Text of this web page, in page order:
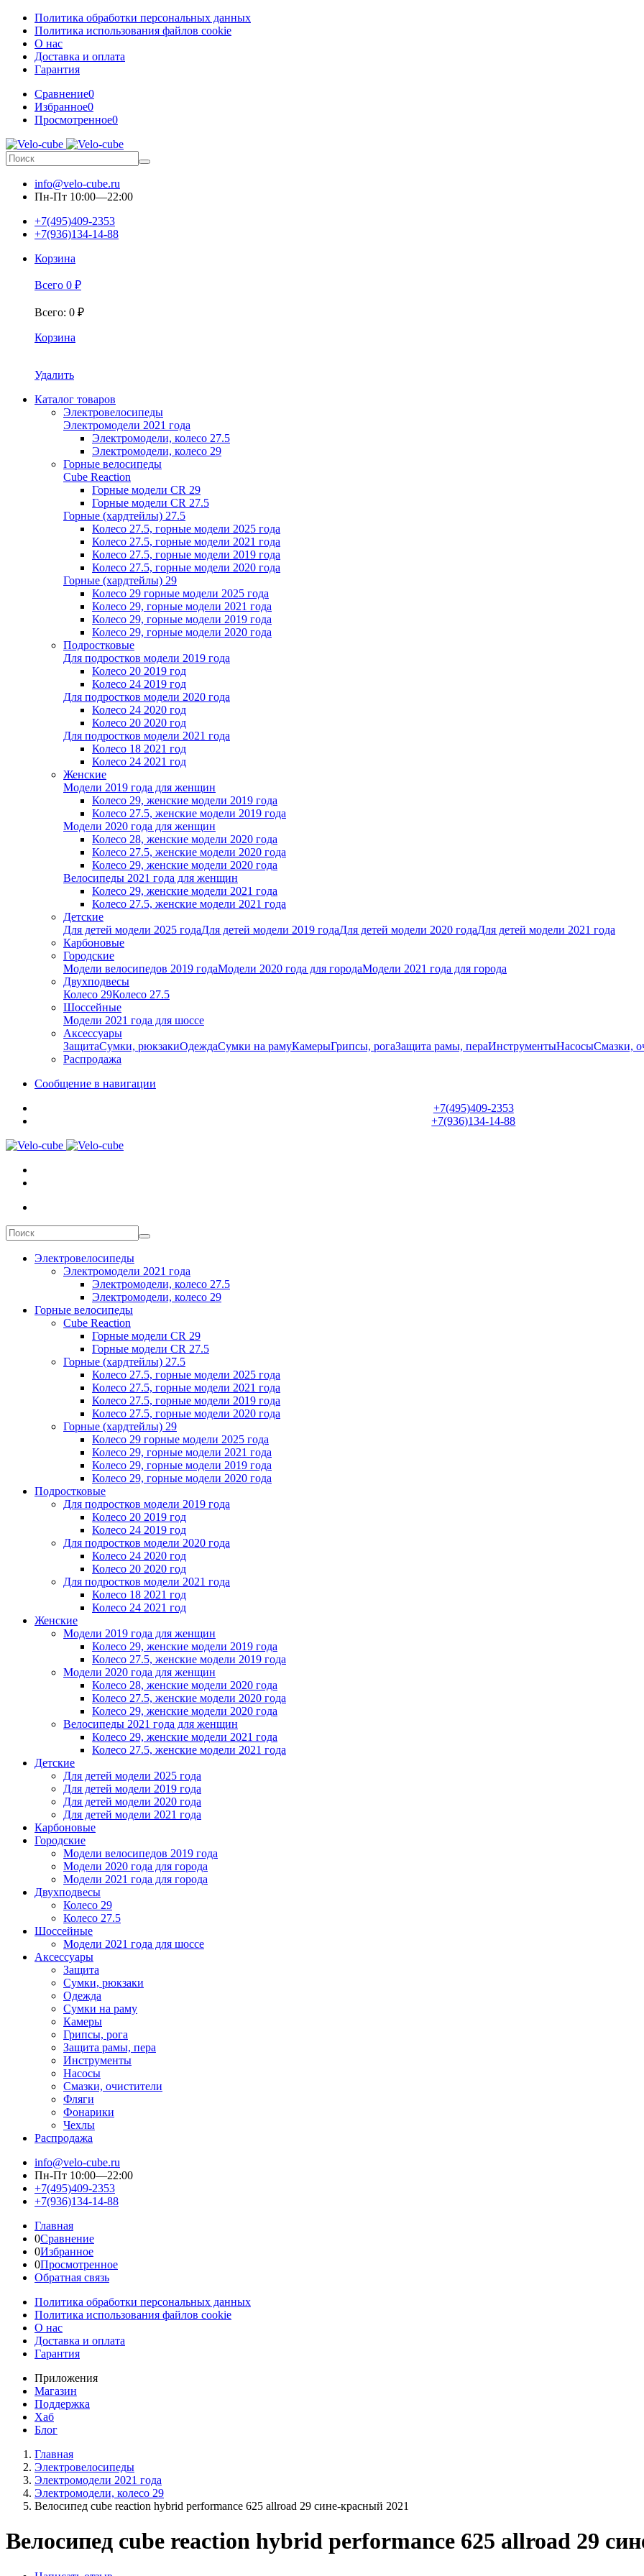
Политика обработки персональных данных
Политика использования файлов cookie
О нас
Доставка и оплата
Гарантия
Сравнение0
Избранное0
Просмотренное0
info@velo-cube.ru
Пн-Пт 10:00—22:00
+7(495)409-2353
+7(936)134-14-88
Корзина
Всего 0 ₽
Всего: 0 ₽
Корзина
Удалить
Каталог товаров
Электровелосипеды
Электромодели 2021 года
Электромодели, колесо 27.5
Электромодели, колесо 29
Горные велосипеды
Cube Reaction
Горные модели CR 29
Горные модели CR 27.5
Горные (хардтейлы) 27.5
Колесо 27.5, горные модели 2025 года
Колесо 27.5, горные модели 2021 года
Колесо 27.5, горные модели 2019 года
Колесо 27.5, горные модели 2020 года
Горные (хардтейлы) 29
Колесо 29 горные модели 2025 года
Колесо 29, горные модели 2021 года
Колесо 29, горные модели 2019 года
Колесо 29, горные модели 2020 года
Подростковые
Для подростков модели 2019 года
Колесо 20 2019 год
Колесо 24 2019 год
Для подростков модели 2020 года
Колесо 24 2020 год
Колесо 20 2020 год
Для подростков модели 2021 года
Колесо 18 2021 год
Колесо 24 2021 год
Женскиe
Модели 2019 года для женщин
Колесо 29, женские модели 2019 года
Колесо 27.5, женские модели 2019 года
Модели 2020 года для женщин
Колесо 28, женские модели 2020 года
Колесо 27.5, женские модели 2020 года
Колесо 29, женские модели 2020 года
Велосипеды 2021 года для женщин
Колесо 29, женские модели 2021 года
Колесо 27.5, женские модели 2021 года
Детские
Для детей модели 2025 годаДля детей модели 2019 годаДля детей модели 2020 годаДля детей модели 2021 года
Карбоновые
Городские
Модели велосипедов 2019 годаМодели 2020 года для городаМодели 2021 года для города
Двухподвесы
Колесо 29Колесо 27.5
Шоссейные
Модели 2021 года для шоссе
Аксессуары
ЗащитаСумки, рюкзакиОдеждаСумки на рамуКамерыГрипсы, рогаЗащита рамы, пераИнструментыНасосыСмазки,
Распродажа
Сообщение в навигации
+7(495)409-2353
+7(936)134-14-88
Электровелосипеды
Электромодели 2021 года
Электромодели, колесо 27.5
Электромодели, колесо 29
Горные велосипеды
Cube Reaction
Горные модели CR 29
Горные модели CR 27.5
Горные (хардтейлы) 27.5
Колесо 27.5, горные модели 2025 года
Колесо 27.5, горные модели 2021 года
Колесо 27.5, горные модели 2019 года
Колесо 27.5, горные модели 2020 года
Горные (хардтейлы) 29
Колесо 29 горные модели 2025 года
Колесо 29, горные модели 2021 года
Колесо 29, горные модели 2019 года
Колесо 29, горные модели 2020 года
Подростковые
Для подростков модели 2019 года
Колесо 20 2019 год
Колесо 24 2019 год
Для подростков модели 2020 года
Колесо 24 2020 год
Колесо 20 2020 год
Для подростков модели 2021 года
Колесо 18 2021 год
Колесо 24 2021 год
Женскиe
Модели 2019 года для женщин
Колесо 29, женские модели 2019 года
Колесо 27.5, женские модели 2019 года
Модели 2020 года для женщин
Колесо 28, женские модели 2020 года
Колесо 27.5, женские модели 2020 года
Колесо 29, женские модели 2020 года
Велосипеды 2021 года для женщин
Колесо 29, женские модели 2021 года
Колесо 27.5, женские модели 2021 года
Детские
Для детей модели 2025 года
Для детей модели 2019 года
Для детей модели 2020 года
Для детей модели 2021 года
Карбоновые
Городские
Модели велосипедов 2019 года
Модели 2020 года для города
Модели 2021 года для города
Двухподвесы
Колесо 29
Колесо 27.5
Шоссейные
Модели 2021 года для шоссе
Аксессуары
Защита
Сумки, рюкзаки
Одежда
Сумки на раму
Камеры
Грипсы, рога
Защита рамы, пера
Инструменты
Насосы
Смазки, очистители
Фляги
Фонарики
Чехлы
Распродажа
info@velo-cube.ru
Пн-Пт 10:00—22:00
+7(495)409-2353
+7(936)134-14-88
Главная
0Сравнение
0Избранное
0Просмотренное
Обратная связь
Политика обработки персональных данных
Политика использования файлов cookie
О нас
Доставка и оплата
Гарантия
Приложения
Магазин
Поддержка
Хаб
Блог
Главная
Электровелосипеды
Электромодели 2021 года
Электромодели, колесо 29
Велосипед cube reaction hybrid performance 625 allroad 29 сине-красный 2021
Велосипед cube reaction hybrid performance 625 allroad 29